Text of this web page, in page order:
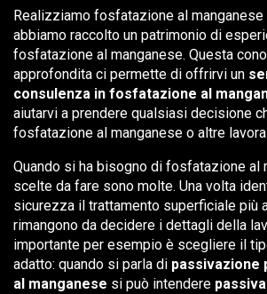
Realizziamo fosfatazione al manganese
abbiamo raccolto un patrimonio di
fosfatazione al manganese. Questa
approfondita ci permette di offrirvi un
consulenza in fosfatazione al
aiutarvi a prendere qualsiasi decisione
fosfatazione al manganese o altre
Quando si ha bisogno di fosfatazione al
scelte da fare sono molte. Una volta
sicurezza il trattamento superficiale più
rimangono da decidere i dettagli della
importante per esempio è scegliere il
adatto: quando si parla di passivazione
al manganese si può intendere